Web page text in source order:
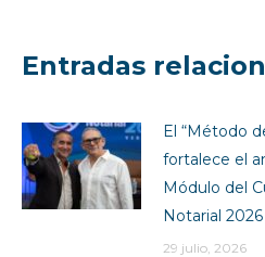
Entradas
El “Método
fortalece el
Módulo del
Notarial 2026
29 julio, 2026